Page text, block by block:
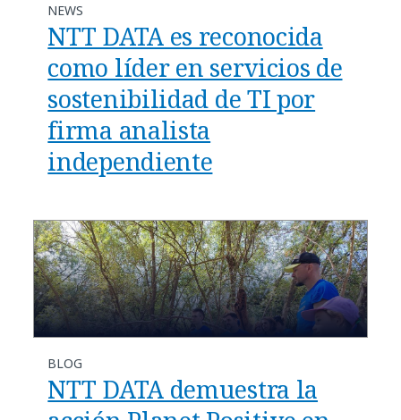
NEWS
NTT DATA es reconocida
como líder en servicios de
sostenibilidad de TI por
firma analista
independiente
BLOG
​​NTT DATA demuestra la